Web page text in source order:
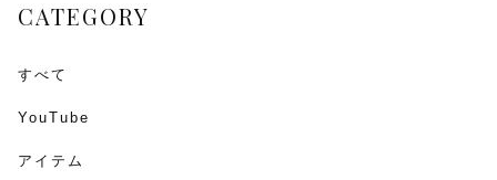
CATEGORY
すべて
YouTube
アイテム